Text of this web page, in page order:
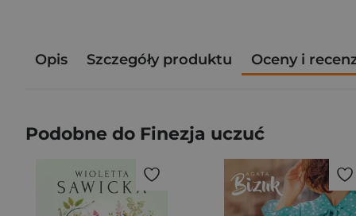
Opis Szczegóły produktu Oceny i
Podobne do Finezja uczuć